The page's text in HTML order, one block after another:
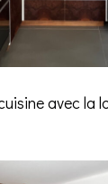
avec la